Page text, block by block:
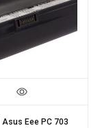
Eee PC 703